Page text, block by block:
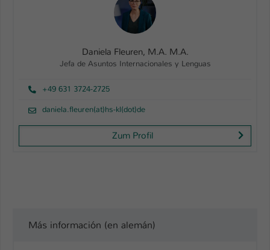
Daniela Fleuren, M.A. M.A.
Jefa de Asuntos Internacionales y Lenguas
+49 631 3724-2725
daniela.fleuren(at)hs-kl(dot)de
Zum Profil
Más información (en alemán)